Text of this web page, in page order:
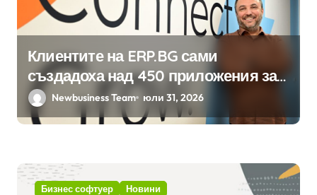
Клиентите на ERP.BG сами
създадоха над 450 приложения за
ERP системата с помощта на
вградения в нея изкуствен
Newbusiness Team юли 31, 2026
Бизнес софтуер Новини